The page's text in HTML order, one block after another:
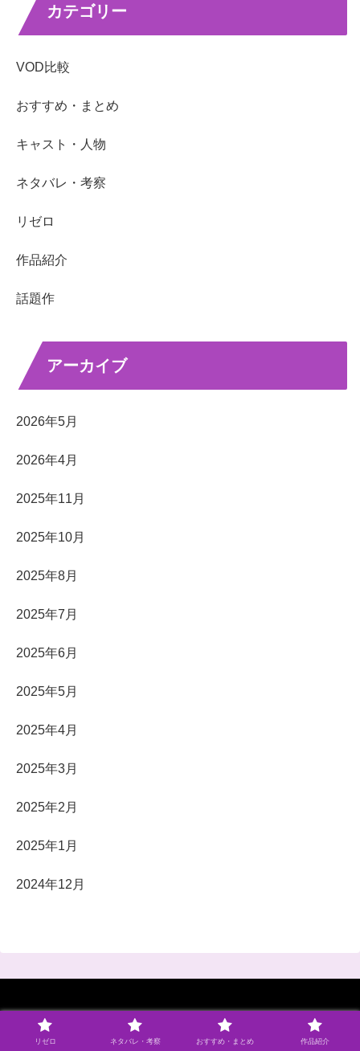
カテゴリー
VOD比較
おすすめ・まとめ
キャスト・人物
ネタバレ・考察
リゼロ
作品紹介
話題作
アーカイブ
2026年5月
2026年4月
2025年11月
2025年10月
2025年8月
2025年7月
2025年6月
2025年5月
2025年4月
2025年3月
2025年2月
2025年1月
2024年12月
リゼロ ネタバレ・考察 おすすめ・まとめ 作品紹介